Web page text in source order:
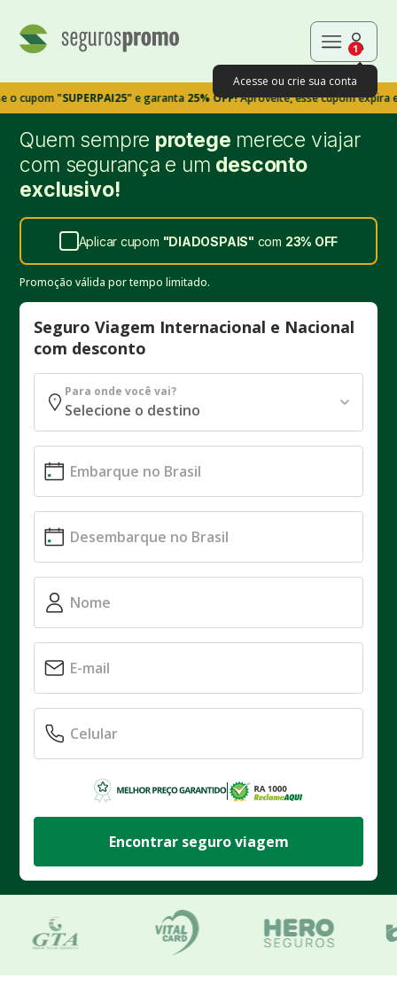
1
Acesse ou crie sua conta
"SUPERPAI25"e garanta25% OFF!Aproveite, esse cupom expira em
Quem sempre protege merece viajar
com segurança e um desconto
exclusivo!
Aplicar cupom "DIADOSPAIS" com 23% OFF
Promoção válida por tempo limitado.
Seguro Viagem Internacional e Nacional
com desconto
Para onde você vai?
Encontrar seguro viagem